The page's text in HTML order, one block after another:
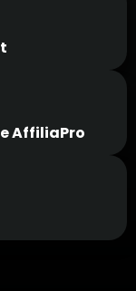
AffiliaPro